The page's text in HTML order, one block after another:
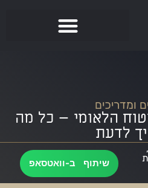
ומדריכים
הלאומי – כל מה
לדעת
שיתוף ב-וואטסאפ